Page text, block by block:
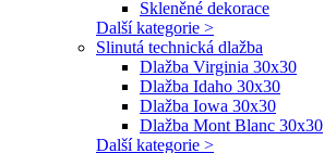
Skleněné dekorace
Další kategorie >
Slinutá technická dlažba
Dlažba Virginia 30x30
Dlažba Idaho 30x30
Dlažba Iowa 30x30
Dlažba Mont Blanc 30x30
Další kategorie >